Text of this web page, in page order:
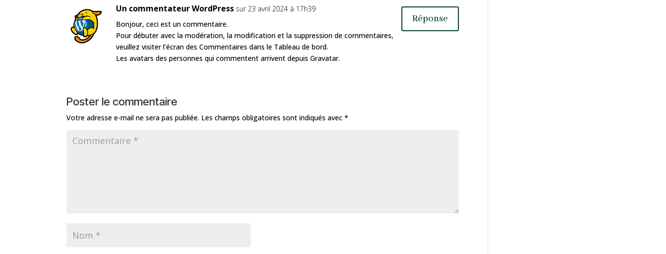
Un commentateur WordPress sur 23 avril 2024 à 17h39
Bonjour, ceci est un commentaire.
Pour débuter avec la modération, la modification et la suppression de commentaires,
veuillez visiter l’écran des Commentaires dans le Tableau de bord.
Les avatars des personnes qui commentent arrivent depuisGravatar.
Réponse
Poster le commentaire
Votre adresse e-mail ne sera pas publiée. Les champs obligatoires sont indiqués avec*